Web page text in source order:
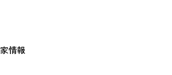
情報